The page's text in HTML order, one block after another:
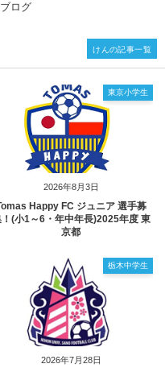
ログ
2026年8月3日
東京小学生
Happy FC ジュニア 選手募
(小1～6・年中年長)2025年度 東
京都
2026年7月28日
栃木中学生
けんの記事一覧